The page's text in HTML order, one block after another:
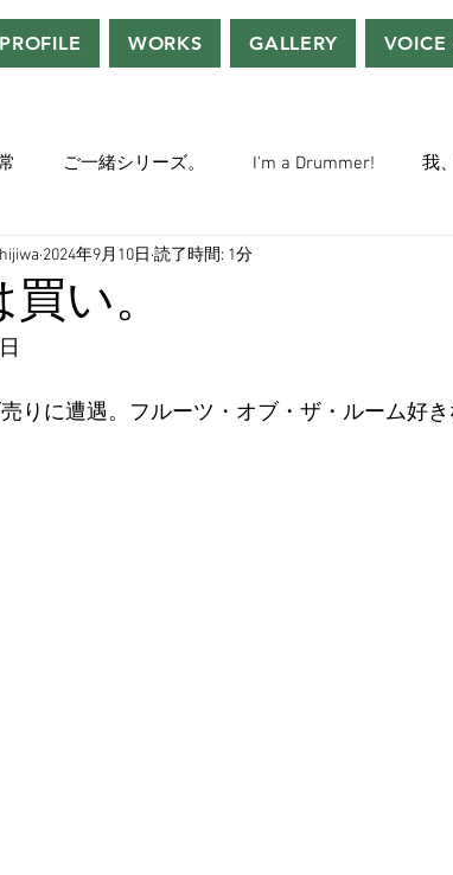
PROFILE WORKS GALLERY VOICE
ご一緒シリーズ。 I'm a Drummer! 我
ちぢぃー的VOWネタ。
「ウルトラ」の世界。
い。
2024年9月10日 読了時間: 1分
売りに遭遇。フルーツ・オブ・ザ・ルーム好